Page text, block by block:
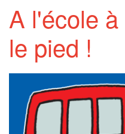
A l'école
le pied !